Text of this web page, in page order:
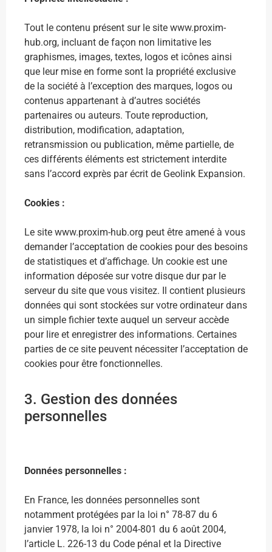
Tout le contenu présent sur le site www.proxim-
hub.org, incluant de façon non limitative les
graphismes, images, textes, logos et icônes ainsi
que leur mise en forme sont la propriété exclusive
de la société à l’exception des marques, logos ou
contenus appartenant à d’autres sociétés
partenaires ou auteurs. Toute reproduction,
distribution, modification, adaptation,
retransmission ou publication, même partielle, de
ces différents éléments est strictement interdite
sans l’accord exprès par écrit de Geolink Expansion.
Cookies :
Le site www.proxim-hub.org peut être amené à vous
demander l’acceptation de cookies pour des besoins
de statistiques et d’affichage. Un cookie est une
information déposée sur votre disque dur par le
serveur du site que vous visitez. Il contient plusieurs
données qui sont stockées sur votre ordinateur dans
un simple fichier texte auquel un serveur accède
pour lire et enregistrer des informations. Certaines
parties de ce site peuvent nécessiter l’acceptation de
cookies pour être fonctionnelles.
3. Gestion des données
personnelles
Données personnelles :
En France, les données personnelles sont
notamment protégées par la loi n° 78-87 du 6
janvier 1978, la loi n° 2004-801 du 6 août 2004,
l’article L. 226-13 du Code pénal et la Directive